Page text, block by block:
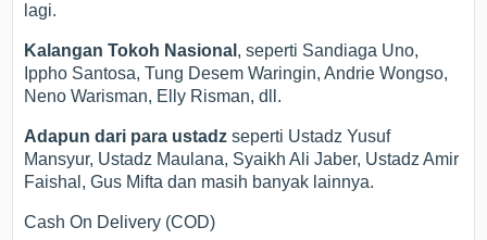
lagi.
Kalangan Tokoh Nasional , seperti Sandiaga Uno,
Ippho Santosa, Tung Desem Waringin, Andrie Wongso,
Neno Warisman, Elly Risman, dll.
Adapun dari para ustadz seperti Ustadz Yusuf
Mansyur, Ustadz Maulana, Syaikh Ali Jaber, Ustadz Amir
Faishal, Gus Mifta dan masih banyak lainnya.
Cash On Delivery (COD)